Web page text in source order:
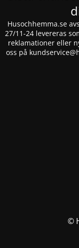
Husochhemma.se
27/11-24 levereras
reklamationer eller
oss på
©